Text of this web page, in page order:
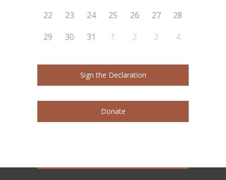
22
23 24 25 26 27
28
29
30 31 1 2 3 4
Sign the Declaration
Donate